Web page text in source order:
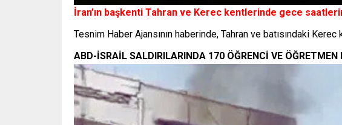
İran’ın başkenti Tahran ve Kerec kentlerinde gece
Tesnim Haber Ajansının haberinde, Tahran ve batısındaki
ABD-İSRAİL SALDIRILARINDA 170 ÖĞRENCİ VE